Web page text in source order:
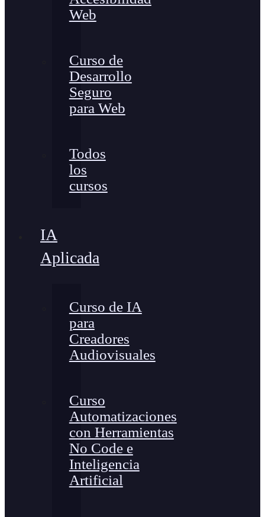
Web
Curso de
Desarrollo
Seguro
para Web
Todos
los
cursos
IA
Aplicada
Curso de IA
para
Creadores
Audiovisuales
Curso
Automatizaciones
con Herramientas
No Code e
Inteligencia
Artificial